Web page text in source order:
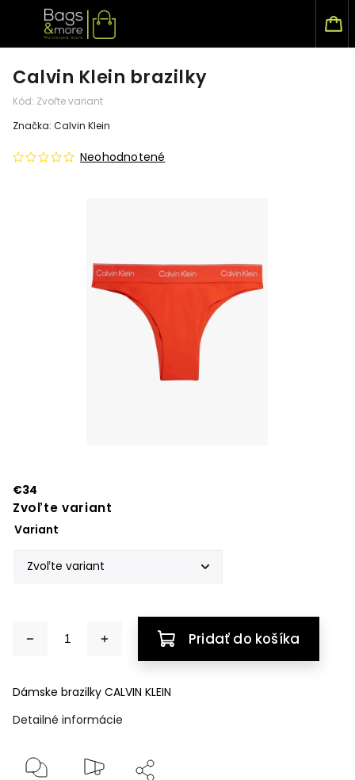
Calvin Klein brazilky
Kód: Zvoľte variant
Neohodnotené
Značka: Calvin Klein
€34
Zvoľte variant
Variant
Pridať do košíka
Dámske brazilky CALVIN KLEIN
Detailné informácie